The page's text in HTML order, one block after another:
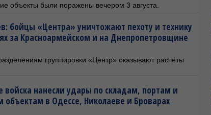
объекты были поражены вечером 3 августа.
бойцы «Центра» уничтожают пехоту и технику
за Красноармейском и на Днепропетровщине
группировки «Центр» оказывают расчёты
войска нанесли удары по складам, портам и
объектам в Одессе, Николаеве и Броварах